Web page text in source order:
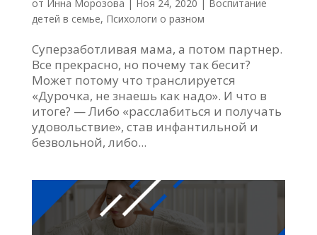
от Инна Морозова Ноя 24, 2020
Воспитание
детей в семье, Психологи о разном
Суперзаботливая мама, а потом партнер.
Все прекрасно, но почему так бесит?
Может потому что транслируется
«Дурочка, не знаешь как надо». И что в
итоге? — Либо «расслабиться и получать
удовольствие», став инфантильной и
безвольной, либо...